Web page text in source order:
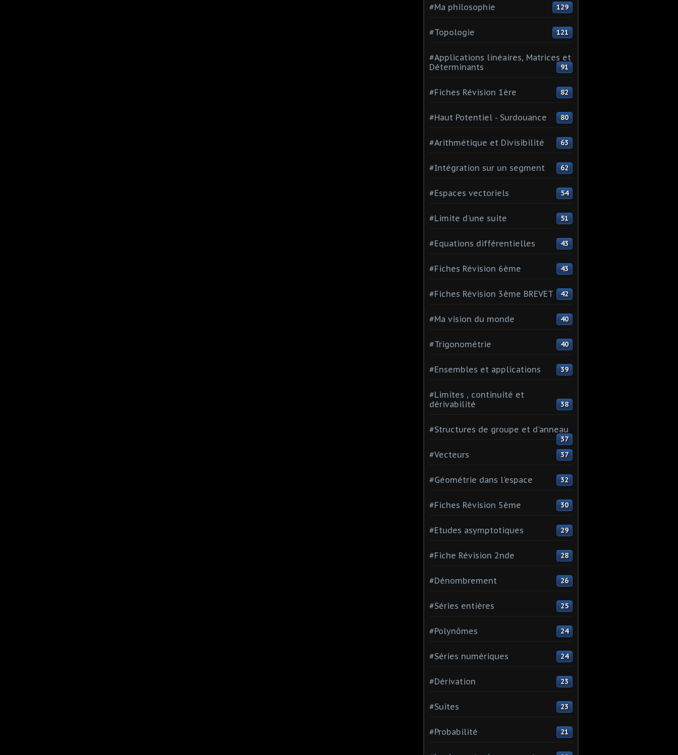
#Ma philosophie 129
#Topologie 121
#Applications linéaires, Matrices et
Déterminants
91
#Fiches Révision 1ère 82
#Haut Potentiel - Surdouance 80
#Arithmétique et Divisibilité 63
#Intégration sur un segment 62
#Espaces vectoriels 54
#Limite d'une suite 51
#Equations différentielles 43
#Fiches Révision 6ème 43
#Fiches Révision 3ème BREVET 42
#Ma vision du monde 40
#Trigonométrie 40
#Ensembles et applications 39
#Limites , continuité et
dérivabilité
38
#Structures de groupe et d'anneau
37
#Vecteurs 37
#Géométrie dans l'espace 32
#Fiches Révision 5ème 30
#Etudes asymptotiques 29
#Fiche Révision 2nde 28
#Dénombrement 26
#Séries entières 25
#Polynômes 24
#Séries numériques 24
#Dérivation 23
#Suites 23
#Probabilité 21